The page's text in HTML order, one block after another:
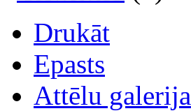
Drukāt
Epasts
Attēlu galerija